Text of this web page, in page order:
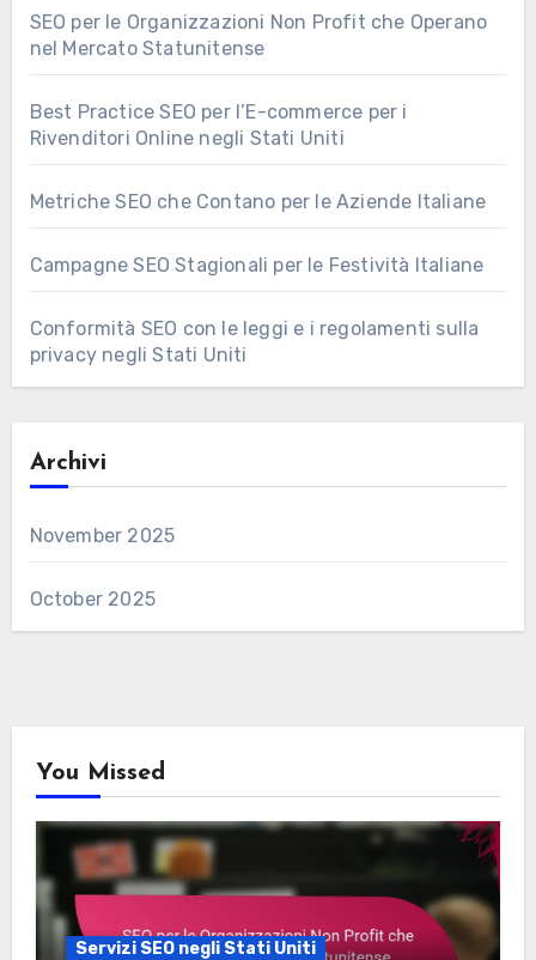
SEO per le Organizzazioni Non Profit che Operano
nel Mercato Statunitense
Best Practice SEO per l’E-commerce per i
Rivenditori Online negli Stati Uniti
Metriche SEO che Contano per le Aziende Italiane
Campagne SEO Stagionali per le Festività Italiane
Conformità SEO con le leggi e i regolamenti sulla
privacy negli Stati Uniti
Archivi
November 2025
October 2025
You Missed
Servizi SEO negli Stati Uniti